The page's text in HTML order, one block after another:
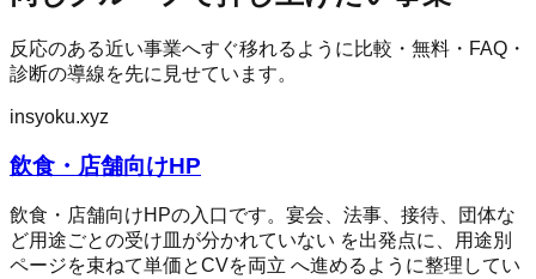
反応のある近い事業へすぐ移れるように比較・無料・FAQ・
診断の導線を先に見せています。
insyoku.xyz
飲食・店舗向けHP
飲食・店舗向けHPの入口です。宴会、法事、接待、団体な
ど用途ごとの受け皿が分かれていない を出発点に、用途別
ページを束ねて単価とCVを両立 へ進めるように整理してい